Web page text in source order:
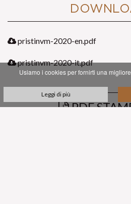
pristinvm-2020-en.pdf
pristinvm-2020-it.pdf
PDF
Usiamo i cookies per fornirti una
Leggi di più